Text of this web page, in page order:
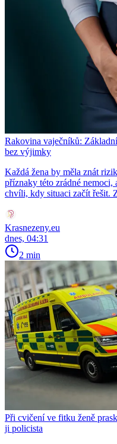
Rakovina vaječníků:
bez výjimky
Každá žena by měla znát
příznaky této zrádné nemoci,
chvíli, kdy situaci začít řešit.
Krasnezeny.eu
dnes, 04:31
2 min
Při cvičení ve fitku ženě
ji policista